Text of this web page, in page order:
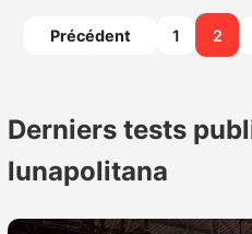
Pagination
publications
Précédent 1 2
Derniers tests
lunapolitana